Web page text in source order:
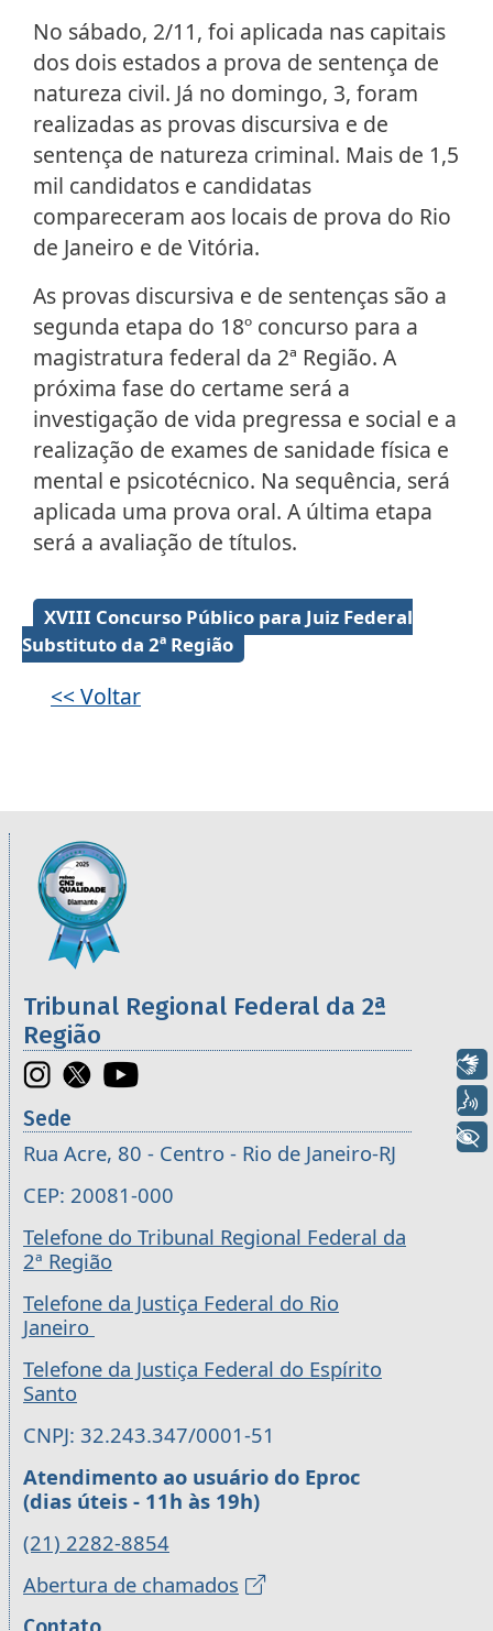
No sábado, 2/11, foi aplicada nas capitais
dos dois estados a prova de sentença de
natureza civil. Já no domingo, 3, foram
realizadas as provas discursiva e de
sentença de natureza criminal. Mais de 1,5
mil candidatos e candidatas
compareceram aos locais de prova do Rio
de Janeiro e de Vitória.
As provas discursiva e de sentenças são a
segunda etapa do 18º concurso para a
magistratura federal da 2ª Região. A
próxima fase do certame será a
investigação de vida pregressa e social e a
realização de exames de sanidade física e
mental e psicotécnico. Na sequência, será
aplicada uma prova oral. A última etapa
será a avaliação de títulos.
Galeria de imagens
XVIII Concurso Público para Juiz Federal
Substituto da 2ª Região
<< Voltar
Informações úteis sobre os órgãos da 2ª
Imagem
Tribunal Regional Federal da 2ª
Região
Sede
Rua Acre, 80 - Centro - Rio de Janeiro-RJ
CEP: 20081-000
Telefone do Tribunal Regional Federal da
2ª Região
Telefone da Justiça Federal do Rio
Janeiro
Telefone da Justiça Federal do Espírito
Santo
CNPJ: 32.243.347/0001-51
Atendimento ao usuário do Eproc
(dias úteis - 11h às 19h)
(21) 2282-8854
Abertura de chamados
+ Acessibilidade